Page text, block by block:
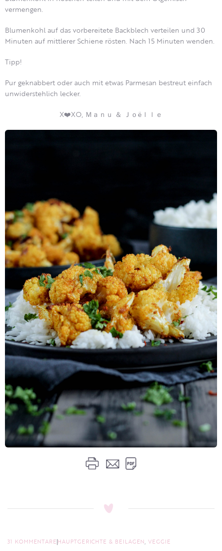
vermengen.
Blumenkohl auf das vorbereitete Backblech verteilen und 30
Minuten auf mittlerer Schiene rösten. Nach 15 Minuten wenden.
Tipp!
Pur geknabbert oder auch mit etwas Parmesan bestreut einfach
unwiderstehlich lecker.
X❤️XO, Ｍａｎｕ ＆ Ｊｏëｌｌｅ
31 KOMMENTAREHAUPTGERICHTE & BEILAGEN,VEGGIE